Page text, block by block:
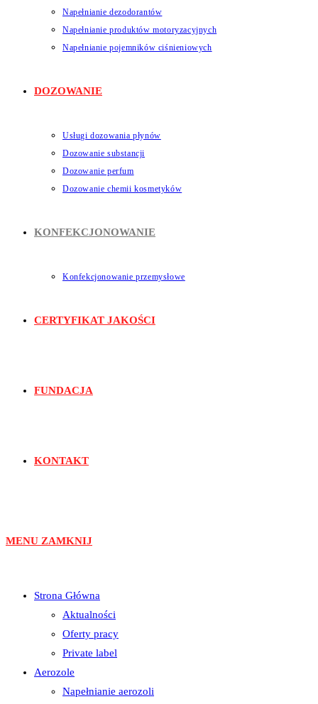
Napełnianie dezodorantów
Napełnianie produktów motoryzacyjnych
Napełnianie pojemników ciśnieniowych
DOZOWANIE
Usługi dozowania płynów
Dozowanie substancji
Dozowanie perfum
Dozowanie chemii kosmetyków
KONFEKCJONOWANIE
Konfekcjonowanie przemysłowe
CERTYFIKAT JAKOŚCI
FUNDACJA
KONTAKT
MENU ZAMKNIJ
Strona Główna
Aktualności
Oferty pracy
Private label
Aerozole
Napełnianie aerozoli